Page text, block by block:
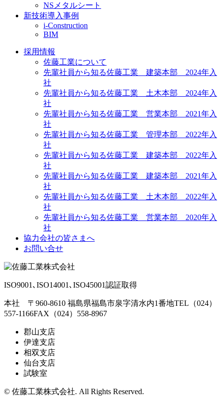
NSメタルシート
新技術導入事例
i-Construction
BIM
採用情報
佐藤工業について
先輩社員から知る佐藤工業 建築本部 2024年入
社
先輩社員から知る佐藤工業 土木本部 2024年入
社
先輩社員から知る佐藤工業 営業本部 2021年入
社
先輩社員から知る佐藤工業 管理本部 2022年入
社
先輩社員から知る佐藤工業 建築本部 2022年入
社
先輩社員から知る佐藤工業 建築本部 2021年入
社
先輩社員から知る佐藤工業 土木本部 2022年入
社
先輩社員から知る佐藤工業 営業本部 2020年入
社
協力会社の皆さまへ
お問い合せ
ISO9001､ISO14001､ISO45001認証取得
本社 〒960-8610 福島県福島市泉字清水内1番地TEL（024）
557-1166FAX（024）558-8967
郡山支店
伊達支店
相双支店
仙台支店
試験室
© 佐藤工業株式会社. All Rights Reserved.